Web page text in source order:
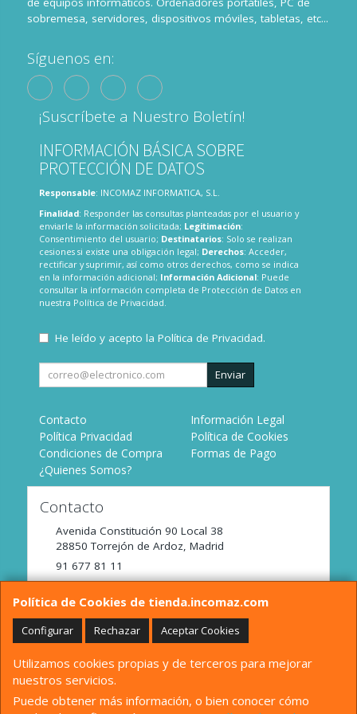
Política de Cookies de tienda.incomaz.com
Configurar Rechazar Aceptar Cookies
Utilizamos cookies propias y de terceros para mejorar
nuestros servicios.
Puede obtener más información, o bien conocer cómo
sobremesa, servidores, dispositivos móviles, tabletas, etc...
Síguenos en:
¡Suscríbete a Nuestro Boletín!
INFORMACIÓN BÁSICA SOBRE
PROTECCIÓN DE DATOS
Responsable: INCOMAZ INFORMATICA, S.L.
Finalidad: Responder las consultas planteadas por el usuario y
enviarle la información solicitada; Legitimación:
Consentimiento del usuario; Destinatarios: Solo se realizan
cesiones si existe una obligación legal; Derechos: Acceder,
rectificar y suprimir, así como otros derechos, como se indica
en la información adicional; Información Adicional: Puede
consultar la información completa de Protección de Datos en
nuestra Política de Privacidad.
He leído y acepto la Política de Privacidad.
Enviar
Contacto
Información Legal
Política Privacidad
Política de Cookies
Condiciones de Compra
Formas de Pago
¿Quienes Somos?
Contacto
Avenida Constitución 90 Local 38
28850 Torrejón de Ardoz, Madrid
91 677 81 11
tienda@incomaz.com
Horario
De Lunes a Viernes de 9:00 a 14:00